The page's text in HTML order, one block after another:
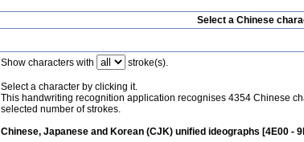
Select a Chinese
Show characters with stroke(s).
Select a character by clicking it.
This handwriting recognition application recognises 4354 Chinese
selected number of strokes.
Chinese, Japanese and Korean (CJK) unified ideographs [4E00 -